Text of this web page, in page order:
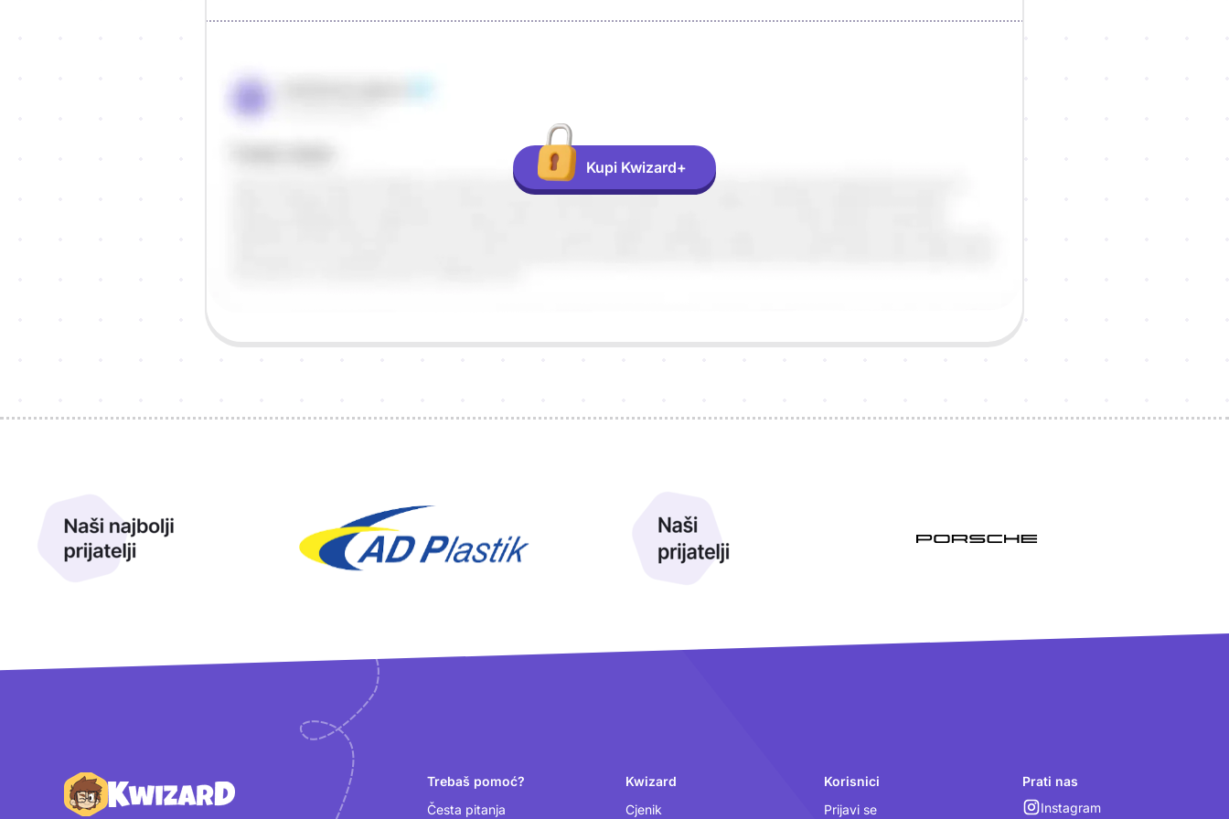
Kupi Kwizard+
Podnožje
Trebaš pomoć?
Česta pitanja
Kwizard
Cjenik
Korisnici
Prijavi se
Prati nas
Instagram